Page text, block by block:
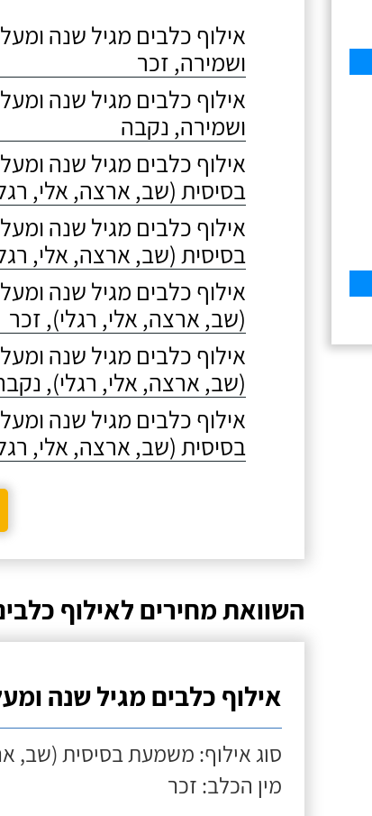
אילוף כלבים מגיל שנה
ושמירה, זכר
אילוף כלבים מגיל שנה
ושמירה, נקבה
אילוף כלבים מגיל שנה
בסיסית (שב, ארצה, אלי,
אילוף כלבים מגיל שנה
בסיסית (שב, ארצה, אלי,
אילוף כלבים מגיל שנה
(שב, ארצה, אלי, רגלי), זכר
אילוף כלבים מגיל שנה
(שב, ארצה, אלי, רגלי),
אילוף כלבים מגיל שנה
בסיסית (שב, ארצה, אלי,
השוואת מחירים לאילוף
אילוף כלבים מגיל שנה
סוג אילוף: משמעת בסיסית (שב,
מין הכלב: זכר